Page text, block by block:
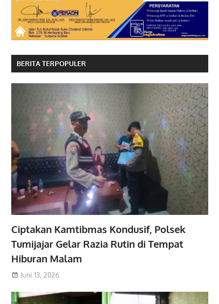
BERITA TERPOPULER
Ciptakan Kamtibmas Kondusif, Polsek
Tumijajar Gelar Razia Rutin di Tempat
Hiburan Malam
Juni 13, 2026